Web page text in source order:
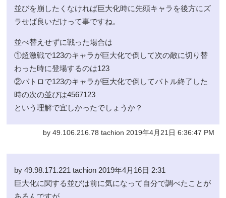
並びを崩したくなければ巨大化時に先頭キャラを後方にズ
ラせば良いだけって事ですね。
並べ替えせずに戦った場合は
①超激戦で123のキャラが巨大化で倒して次の敵に切り替
わった時に登場するのは123
②バトロで123のキャラが巨大化で倒してバトル終了した
時の次の並びは4567123
という理解で宜しかったでしょうか？
by 49.106.216.78 tachion 2019年4月21日 6:36:47 PM
by 49.98.171.221 tachion 2019年4月16日 2:31
巨大化に関する並びは前に気になって自分で調べたことが
あるんですが